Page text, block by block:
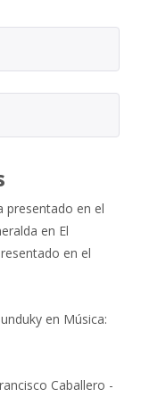
presentado en el
en El
en el
en Música:
Caballero -